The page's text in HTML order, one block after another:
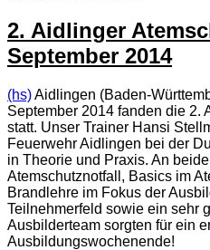
2. Aidlinger
September 2014
(hs)Aidlingen (Baden-
September 2014 fanden die 2.
statt. Unser Trainer Hansi
Feuerwehr Aidlingen bei der
in Theorie und Praxis. An
Atemschutznotfall, Basics im
Brandlehre im Fokus der
Teilnehmerfeld sowie ein sehr
Ausbilderteam sorgten für ein
Ausbildungswochenende!